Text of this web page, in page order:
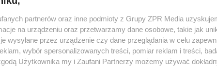
i Eliza bawili się na ósmych urodzinach córki.
każdą zachciankę córki
partnerów oraz inne podmioty z Grupy ZPR Media
na urządzeniu oraz przetwarzamy dane osobowe, takie jak
wysyłane przez urządzenie czy dane przeglądania w celu
wybór spersonalizowanych treści, pomiar reklam i treści,
Użytkownika my i Zaufani Partnerzy możemy używać